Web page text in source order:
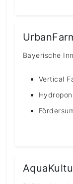
Bayerische
Vertical